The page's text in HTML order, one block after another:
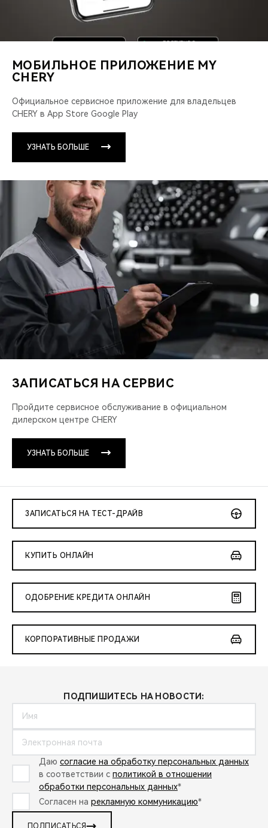
МОБИЛЬНОЕ ПРИЛОЖЕНИЕ MY
CHERY
Официальное сервисное приложение для владельцев
CHERY в App Store Google Play
УЗНАТЬ БОЛЬШЕ
ЗАПИСАТЬСЯ НА СЕРВИС
Пройдите сервисное обслуживание в официальном
дилерском центре CHERY
УЗНАТЬ БОЛЬШЕ
ЗАПИСАТЬСЯ НА ТЕСТ-ДРАЙВ
КУПИТЬ ОНЛАЙН
ОДОБРЕНИЕ КРЕДИТА ОНЛАЙН
КОРПОРАТИВНЫЕ ПРОДАЖИ
ПОДПИШИТЕСЬ НА НОВОСТИ:
Даю согласие на обработку персональных данных
в соответствии с политикой в отношении
обработки персональных данных*
Согласен на рекламную коммуникацию*
ПОДПИСАТЬСЯ